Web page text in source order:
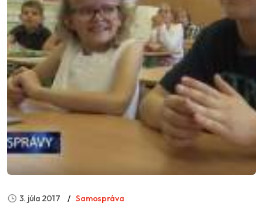
3. júla 2017 Samospráva